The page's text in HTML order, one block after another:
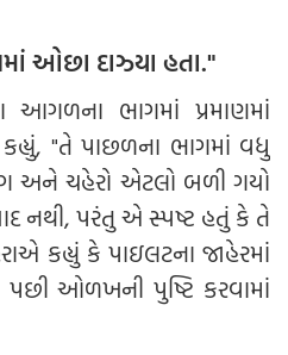
ઓછા દાઝ્યા હતા."
આગળના ભાગમાં પ્રમાણમાં
"તે પાછળના ભાગમાં વધુ
અને ચહેરો એટલો બળી ગયો
નથી, પરંતુ એ સ્પષ્ટ હતું કે તે
કહ્યું કે પાઇલટના જાહેરમાં
પછી ઓળખની પુષ્ટિ કરવામાં